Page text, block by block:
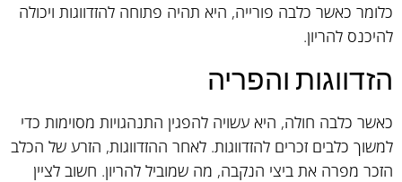
כלומר כאשר כלבה פורייה, היא תהיה פתוחה להזדווגות ויכולה
להיכנס להריון.
הזדווגות והפריה
כאשר כלבה חולה, היא עשויה להפגין התנהגויות מסוימות כדי
למשוך כלבים זכרים להזדווגות. לאחר ההזדווגות, הזרע של הכלב
הזכר מפרה את ביצי הנקבה, מה שמוביל להריון. חשוב לציין